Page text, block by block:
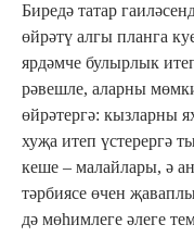
Биредә татар
өйрәтү алгы планга
ярдәмче булырлык
рәвешле, аларны
өйрәтергә: кызларны
хуҗа итеп үстерергә
кеше – малайлары, ә
тәрбиясе өчен
дә мөһимлеге әлеге